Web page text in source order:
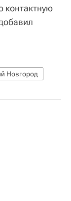
контактную
Новгород